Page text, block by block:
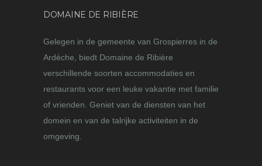
DOMAINE DE RIBIÈRE
Gelegen in de gemeente van Grospierres in de
Ardèche, biedt Domaine de Ribière
verschillende soorten accommodaties en
restaurants voor een leuke vakantie met familie
of vrienden. Geniet van de diensten van het
domein en van de talrijke activiteiten in de
omgeving.